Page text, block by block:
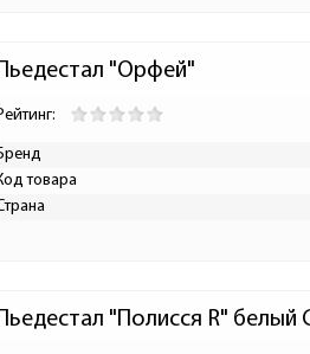
"Орфей"
товара
"Полисся R" белый